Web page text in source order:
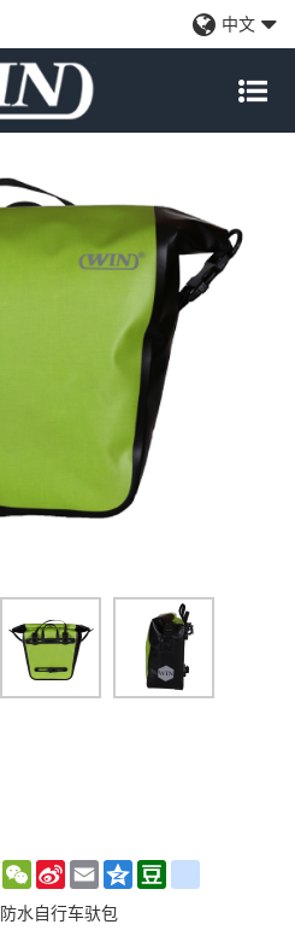
中文
WeChat
Sina
Weibo
EmailQzoneDoubanrenren
防水自行车驮包